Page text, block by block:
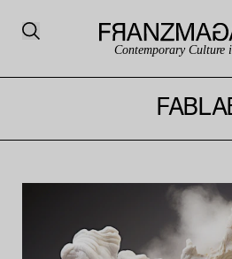
Contemporary Culture